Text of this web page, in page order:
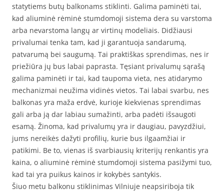
statytiems butų balkonams stiklinti. Galima paminėti tai,
kad aliuminė rėminė stumdomoji sistema dera su varstoma
arba nevarstoma langų ar virtinų modeliais. Didžiausi
privalumai tenka tam, kad ji garantuoja sandarumą,
patvarumą bei saugumą. Tai praktiškas sprendimas, nes ir
priežiūra jų bus labai paprasta. Tęsiant privalumų sąrašą
galima paminėti ir tai, kad taupoma vieta, nes atidarymo
mechanizmai neužima vidinės vietos. Tai labai svarbu, nes
balkonas yra maža erdvė, kurioje kiekvienas sprendimas
gali arba ją dar labiau sumažinti, arba padėti išsaugoti
esamą. Žinoma, kad privalumų yra ir daugiau, pavyzdžiui,
jums nereikės dažyti profilių, kurie bus ilgaamžiai ir
patikimi. Be to, vienas iš svarbiausių kriterijų renkantis yra
kaina, o aliuminė rėminė stumdomoji sistema pasižymi tuo,
kad tai yra puikus kainos ir kokybės santykis.
Šiuo metu balkonu stiklinimas Vilniuje neapsiriboja tik